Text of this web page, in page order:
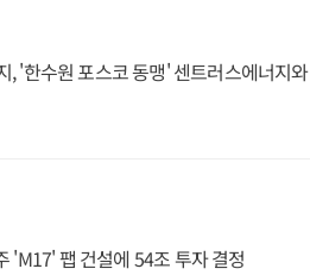
, '한수원 포스코 동맹' 센트러스에너지와
'M17' 팹 건설에 54조 투자 결정